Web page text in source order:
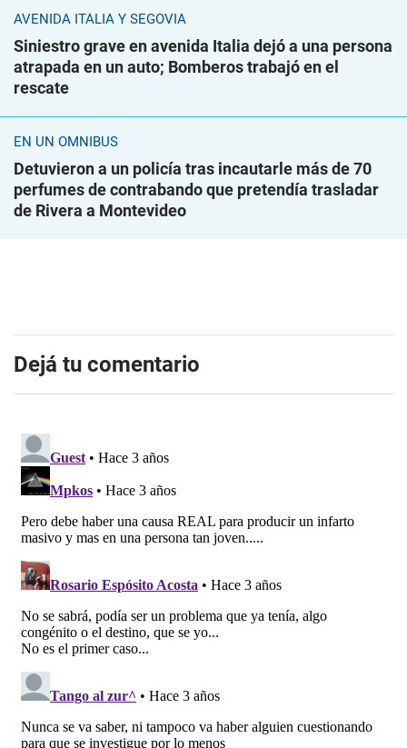
AVENIDA ITALIA Y SEGOVIA
Siniestro grave en avenida Italia dejó a una persona
atrapada en un auto; Bomberos trabajó en el
rescate
EN UN ÓMNIBUS
Detuvieron a un policía tras incautarle más de 70
perfumes de contrabando que pretendía trasladar
de Rivera a Montevideo
Dejá tu comentario